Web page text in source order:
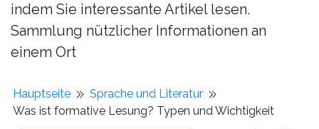
indem Sie interessante Artikel lesen.
Sammlung nützlicher Informationen an
einem Ort
Hauptseite
Sprache und Literatur
Was ist formative Lesung? Typen und Wichtigkeit